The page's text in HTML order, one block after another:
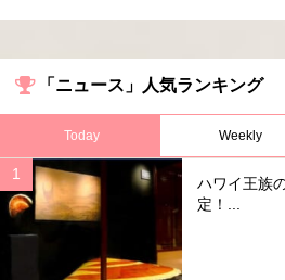
「ニュース」人気ランキング
Today Weekly
ハワイ王族
定！...